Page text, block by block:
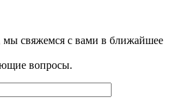
мы свяжемся с вами в ближайшее
вопросы.